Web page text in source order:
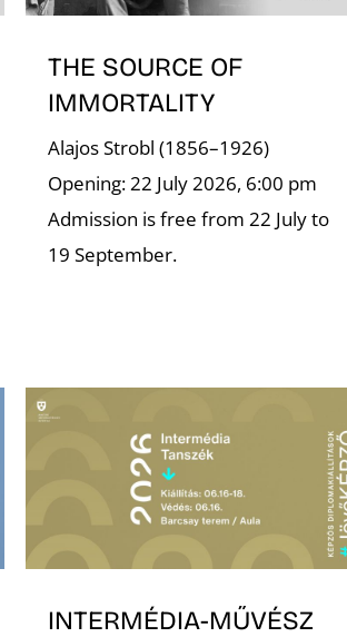
THE SOURCE OF
IMMORTALITY
Alajos Strobl (1856–1926)
Opening: 22 July 2026, 6:00 pm
Admission is free from 22 July to
19 September.
INTERMÉDIA-MŰVÉSZ